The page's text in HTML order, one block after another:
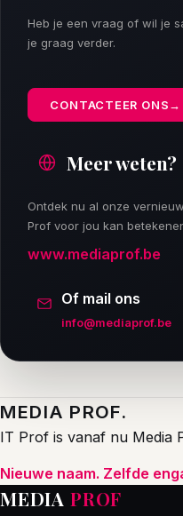
Heb je een vraag of wil je
je graag verder.
CONTACTEER ONS→
Meer weten?
Ontdek nu al onze
Prof voor jou kan
www.mediaprof.be
Of mail ons
info@mediaprof.be
MEDIA PROF.
IT Prof is vanaf nu Media
Nieuwe naam. Zelfde
MEDIA PROF